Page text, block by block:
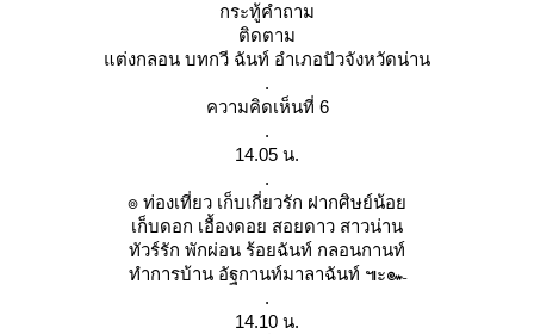
กระทู้คำถาม
ติดตาม
ต่งกลอน บทกวี ฉันท์ อำเภอปัวจังหวัดน่าน
.
ความคิดเห็นที่ 6
.
14.05 น.
.
๏ ท่องเที่ยว เก็บเกี่ยวรัก ฝากศิษย์น้อ
เก็บดอก เอื้องดอย สอยดาว สาวน่าน
ทัวร์รัก พักผ่อน ร้อยฉันท์ กลอนกานท์
ทำการบ้าน อัฐกานท์มาลาฉันท์ ๚ะ๛
.
14.10 น.